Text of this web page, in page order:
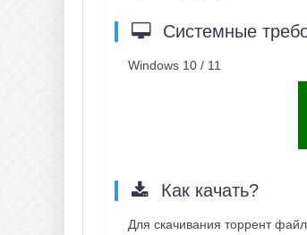
Системные
Windows 10 / 11
Как качать?
Для скачивания торрент